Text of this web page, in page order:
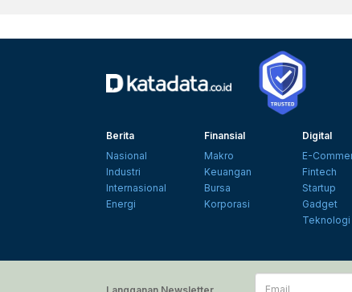
Berita
Nasional
Industri
Internasional
Energi
Finansial
Makro
Keuangan
Bursa
Korporasi
Digital
E-
Fintech
Startup
Gadget
Teknologi
Email